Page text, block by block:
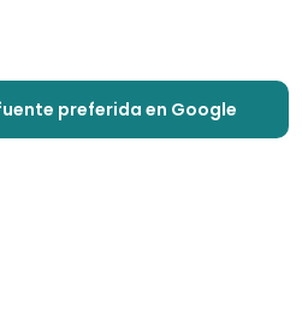
preferida en Google